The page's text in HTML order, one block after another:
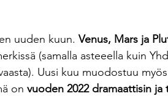
uuden kuun. Venus, Mars ja
(samalla asteeella kuin
Uusi kuu muodostuu
on vuoden 2022 dramaattisin ja